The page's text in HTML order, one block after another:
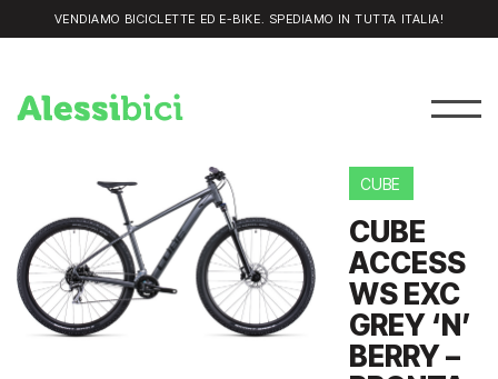
VENDIAMO BICICLETTE ED E-BIKE. SPEDIAMO IN TUTTA ITALIA!
CUBE
CUBE
ACCESS
WS EXC
GREY ‘N’
BERRY –